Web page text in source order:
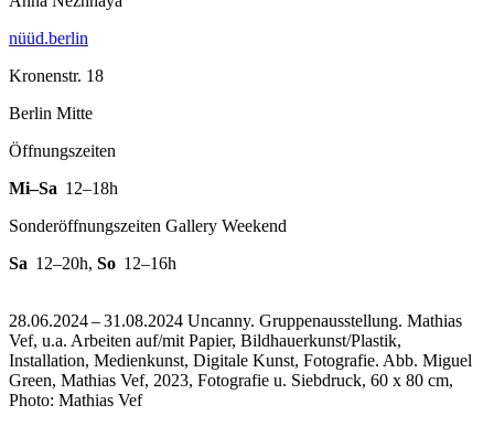
nüüd.berlin
Kronenstr. 18
Berlin Mitte
Öffnungszeiten
Mi–Sa 12–18h
Sonderöffnungszeiten Gallery Weekend
Sa 12–20h, So 12–16h
28.06.2024 – 31.08.2024 Uncanny. Gruppenausstellung. Mathias
Vef, u.a. Arbeiten auf/mit Papier, Bildhauerkunst/Plastik,
Installation, Medienkunst, Digitale Kunst, Fotografie. Abb. Miguel
Green, Mathias Vef, 2023, Fotografie u. Siebdruck, 60 x 80 cm,
Photo: Mathias Vef